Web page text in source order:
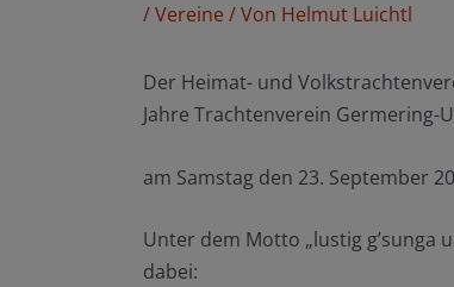
/Vereine / Von Helmut Luichtl
Der Heimat- und
Jahre Trachtenverein Germering-
am Samstag den 23. September
Unter dem Motto „lustig g’sunga
dabei: